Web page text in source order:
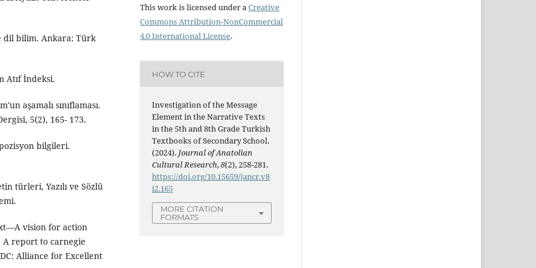
dil bilim. Ankara: Türk
Atıf İndeksi.
aşamalı sınıflaması.
5(2), 165- 173.
bilgileri.
türleri, Yazılı ve Sözlü
vision for action
report to carnegie
Alliance for Excellent
This work is licensed under aCreative
Commons Attribution-NonCommercial
4.0 International License.
HOW TO CITE
Investigation of the Message
Element in the Narrative Texts
in the 5th and 8th Grade Turkish
Textbooks of Secondary School.
(2024). Journal of Anatolian
Cultural Research,8(2), 258-281.
https://doi.org/10.15659/jancr.v8
i2.165
MORE CITATION
FORMATS